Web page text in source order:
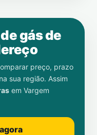
gás de
preço, prazo
sua região. Assim
em Vargem